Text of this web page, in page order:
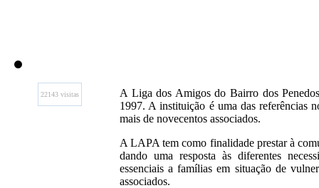
22143 visitas
A Liga dos Amigos do Bairro dos
1997. A instituição é uma das referências
mais de novecentos associados.
A LAPA tem como finalidade prestar à
dando uma resposta às diferentes
essenciais a famílias em situação de
associados.